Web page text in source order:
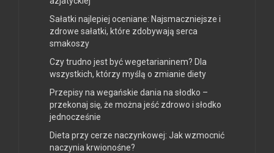
Sałatki najlepiej oceniane: Najsmaczniejsze i
zdrowe sałatki, które zdobywają serca
smakoszy
Czy trudno jest być wegetarianinem? Dla
wszystkich, którzy myślą o zmianie diety
Przepisy na wegańskie dania na słodko –
przekonaj się, że można jeść zdrowo i słodko
jednocześnie
Dieta przy cerze naczynkowej: Jak wzmocnić
naczynia krwionośne?